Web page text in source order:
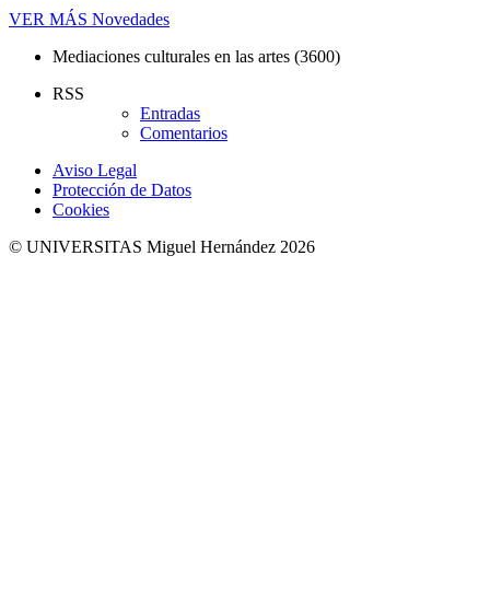
VER MÁS Novedades
Mediaciones culturales en las artes (3600)
RSS
Entradas
Comentarios
Aviso Legal
Protección de Datos
Cookies
© UNIVERSITAS Miguel Hernández 2026